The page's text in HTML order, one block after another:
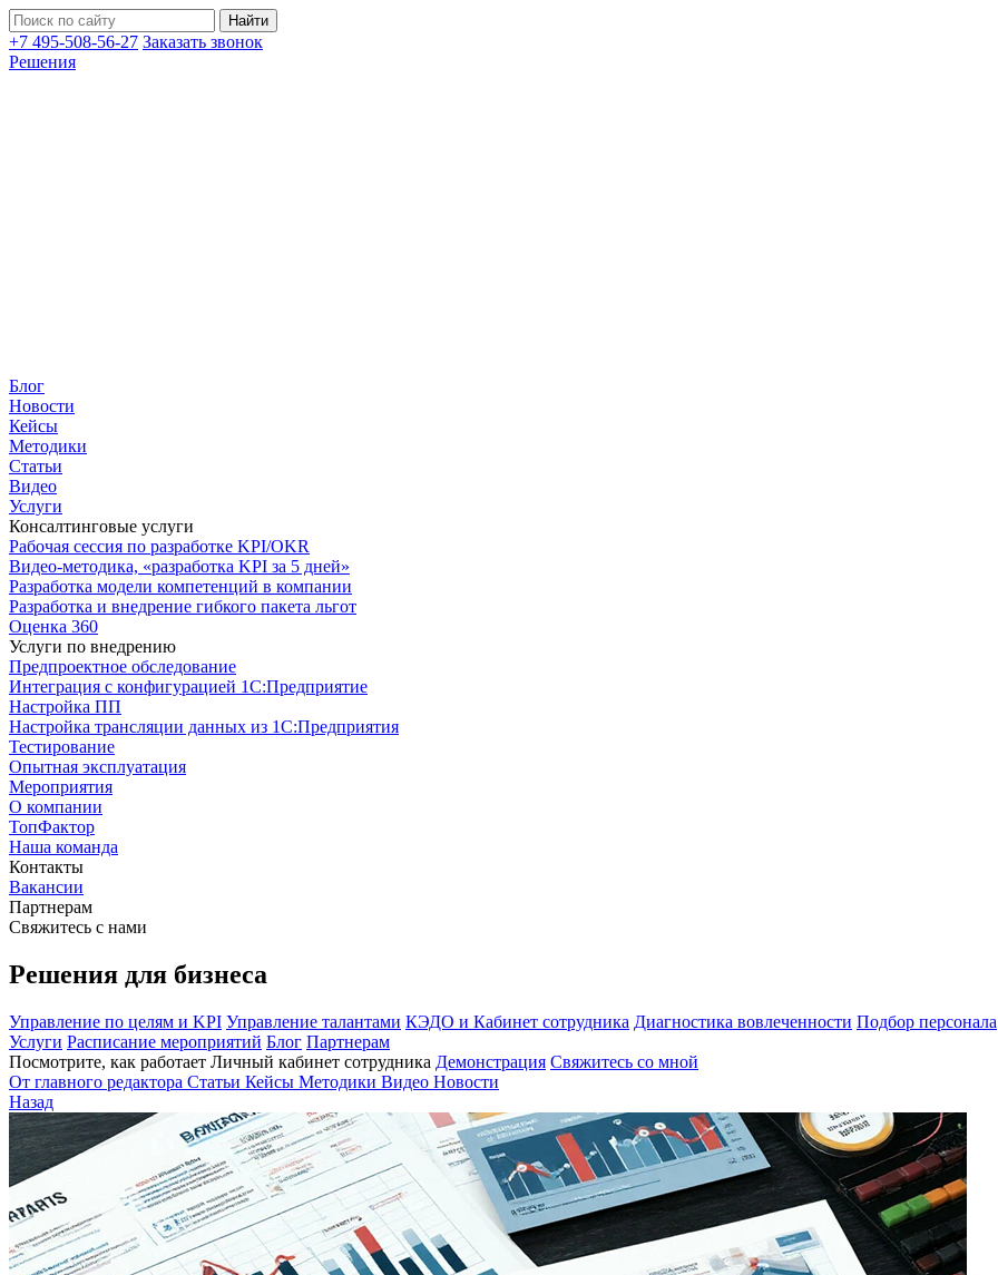
+7 495-508-56-27 Заказать звонок
Решения
Блог
Новости
Кейсы
Методики
Статьи
Видео
Услуги
Консалтинговые услуги
Рабочая сессия по разработке KPI/OKR
Видео-методика, «разработка KPI за 5 дней»
Разработка модели компетенций в компании
Разработка и внедрение гибкого пакета льгот
Оценка 360
Услуги по внедрению
Предпроектное обследование
Интеграция с конфигурацией 1С:Предприятие
Настройка ПП
Настройка трансляции данных из 1С:Предприятия
Тестирование
Опытная эксплуатация
Мероприятия
О компании
ТопФактор
Наша команда
Контакты
Вакансии
Партнерам
Свяжитесь с нами
Решения для бизнеса
Управление по целям и KPI Управление талантами КЭДО и Кабинет сотрудника Диагностика вовлеченности Подбор персонала
Услуги Расписание мероприятий Блог Партнерам
Посмотрите, как работает Личный кабинет сотрудника Демонстрация Свяжитесь со мной
От главного редактора Статьи Кейсы Методики Видео Новости
Назад